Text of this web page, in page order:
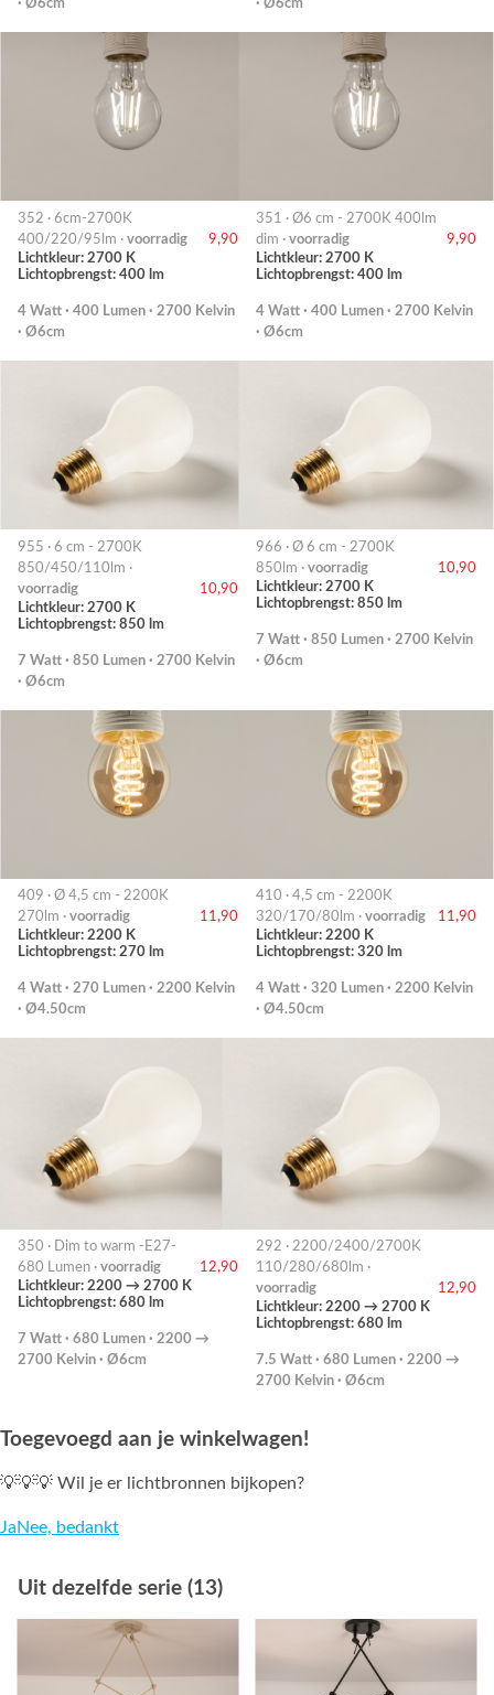
· Ø6cm
· Ø6cm
352 · 6cm-2700K
400/220/95lm · voorradig
9,90
Lichtkleur: 2700 K
Lichtopbrengst: 400 lm
4 Watt · 400 Lumen · 2700 Kelvin
· Ø6cm
351 · Ø6 cm - 2700K 400lm
dim · voorradig
9,90
Lichtkleur: 2700 K
Lichtopbrengst: 400 lm
4 Watt · 400 Lumen · 2700 Kelvin
· Ø6cm
955 · 6 cm - 2700K
850/450/110lm ·
voorradig
10,90
Lichtkleur: 2700 K
Lichtopbrengst: 850 lm
7 Watt · 850 Lumen · 2700 Kelvin
· Ø6cm
966 · Ø 6 cm - 2700K
850lm · voorradig
10,90
Lichtkleur: 2700 K
Lichtopbrengst: 850 lm
7 Watt · 850 Lumen · 2700 Kelvin
· Ø6cm
409 · Ø 4,5 cm - 2200K
270lm · voorradig
11,90
Lichtkleur: 2200 K
Lichtopbrengst: 270 lm
4 Watt · 270 Lumen · 2200 Kelvin
· Ø4.50cm
410 · 4,5 cm - 2200K
320/170/80lm · voorradig
11,90
Lichtkleur: 2200 K
Lichtopbrengst: 320 lm
4 Watt · 320 Lumen · 2200 Kelvin
· Ø4.50cm
350 · Dim to warm -E27-
680 Lumen · voorradig
12,90
Lichtkleur: 2200 → 2700 K
Lichtopbrengst: 680 lm
7 Watt · 680 Lumen · 2200 →
2700 Kelvin · Ø6cm
292 · 2200/2400/2700K
110/280/680lm ·
voorradig
12,90
Lichtkleur: 2200 → 2700 K
Lichtopbrengst: 680 lm
7.5 Watt · 680 Lumen · 2200 →
2700 Kelvin · Ø6cm
Toegevoegd aan je winkelwagen!
💡💡💡 Wil je er lichtbronnen bijkopen?
JaNee, bedankt
Uit dezelfde serie (13)